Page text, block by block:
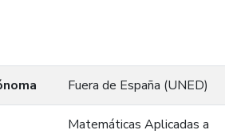
Fuera de España (UNED)
Matemáticas Aplicadas a